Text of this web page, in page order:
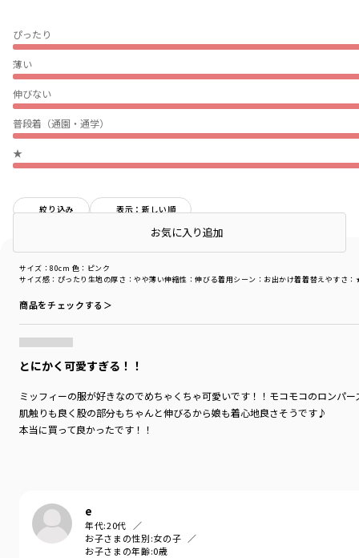
ぴったり
薄い
伸びない
普段着（通園・通学）
★
絞り込み 表示：新しい順
サイズ感 ：ぴったり 生地の厚さ ：やや薄い伸縮性 ：伸びる着用シーン ：お出かけ着着替えやすさ
サイズ：80cm 色：ピンク
商品をチェックする＞
とにかく可愛すぎる！！
ミッフィーの服が好きなのでめちゃくちゃ可愛いです！！モコモコのロンパ
肌触りも良く股の部分もちゃんと伸びるから娘も着心地良さそうです♪
本当に買って良かったです！！
e
年代:20代
お子さまの性別:女の子
お子さまの年齢:0歳
店頭在庫を確認するお気に入り追加